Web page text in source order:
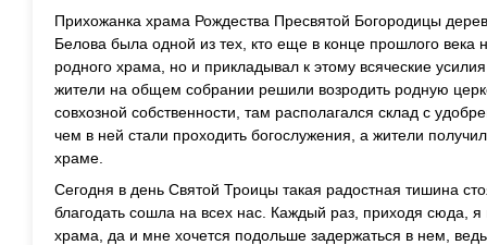
Прихожанка храма Рождества Пресвятой Богородицы
Белова была одной из тех, кто еще в конце прошлого века
родного храма, но и прикладывал к этому всяческие
жители на общем собрании решили возродить родную
совхозной собственности, там располагался склад с
чем в ней стали проходить богослужения, а жители
храме.
Сегодня в день Святой Троицы такая радостная тишина
благодать сошла на всех нас. Каждый раз, приходя сюда, я
храма, да и мне хочется подольше задержаться в нем,